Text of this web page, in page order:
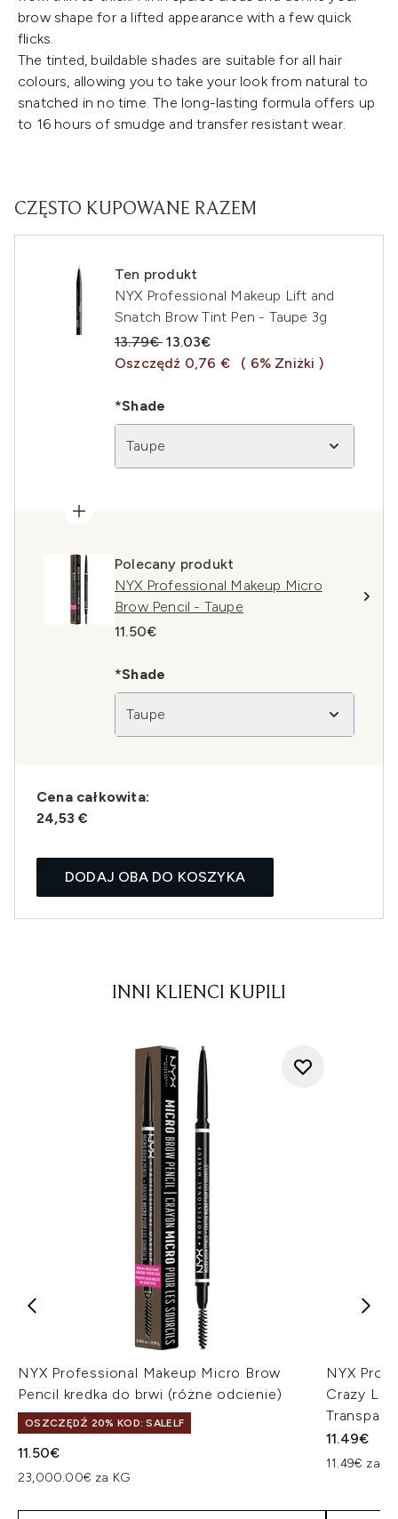
brow shape for a lifted appearance with a few quick
flicks.
The tinted, buildable shades are suitable for all hair
colours, allowing you to take your look from natural to
snatched in no time. The long-lasting formula offers up
to 16 hours of smudge and transfer resistant wear.
CZĘSTO KUPOWANE RAZEM
Ten produkt
NYX Professional Makeup Lift and
Snatch Brow Tint Pen - Taupe 3g
Sugerowana cena detaliczna:
13.79€Aktualna cena:
13.03€
Oszczędź 0,76 €
( 6% Zniżki )
*Shade
Taupe
Polecany produkt
NYX Professional Makeup Micro
Brow Pencil - Taupe
11.50€
*Shade
Taupe
Cena całkowita:
24,53 €
DODAJ OBA DO KOSZYKA
INNI KLIENCI KUPILI
NYX Professional Makeup Micro Brow
Pencil kredka do brwi (różne odcienie)
OSZCZĘDŹ 20% KOD: SALELF
11.50€
23,000.00€ za KG
NYX
Crazy
11.49€
11.49€ za